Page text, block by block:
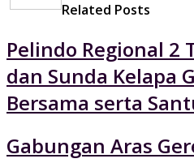
Related Posts
Pelindo Regional 2
dan Sunda Kelapa
Bersama serta
Gabungan Aras